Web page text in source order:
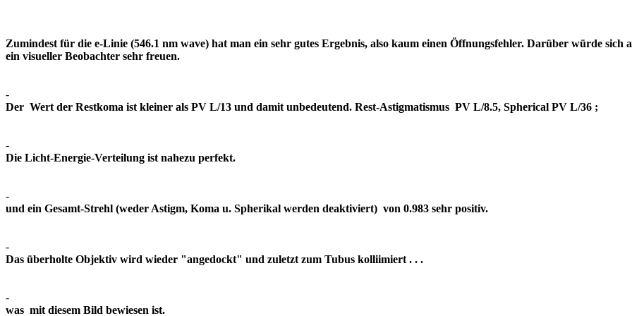
Zumindest für die e-Linie (546.1 nm wave) hat man ein sehr gutes Ergebnis, also kaum einen Öffnungsfehler. Darüber würde sich
ein visueller Beobachter sehr freuen.
-
Der Wert der Restkoma ist kleiner als PV L/13 und damit unbedeutend. Rest-Astigmatismus PV L/8.5, Spherical PV L/36 ;
-
Die Licht-Energie-Verteilung ist nahezu perfekt.
-
und ein Gesamt-Strehl (weder Astigm, Koma u. Spherikal werden deaktiviert) von 0.983 sehr positiv.
-
Das überholte Objektiv wird wieder "angedockt" und zuletzt zum Tubus kolliimiert . . .
-
was mit diesem Bild bewiesen ist.